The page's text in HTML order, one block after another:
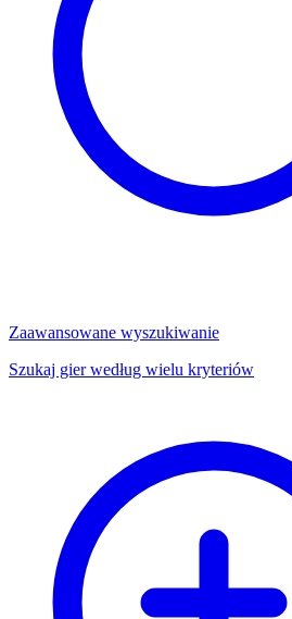
Zaawansowane wyszukiwanie
Szukaj gier według wielu kryteriów